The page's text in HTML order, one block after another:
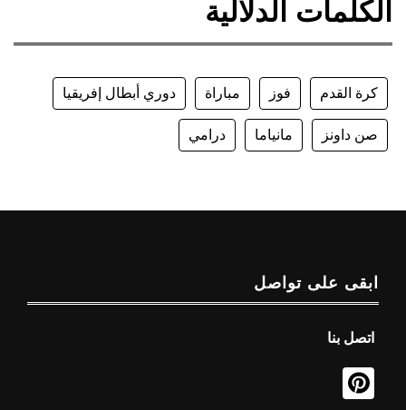
الكلمات الدلالية
كرة القدم فوز مباراة دوري أبطال إفريقيا
صن داونز مانياما درامي
ابقى على تواصل
اتصل بنا